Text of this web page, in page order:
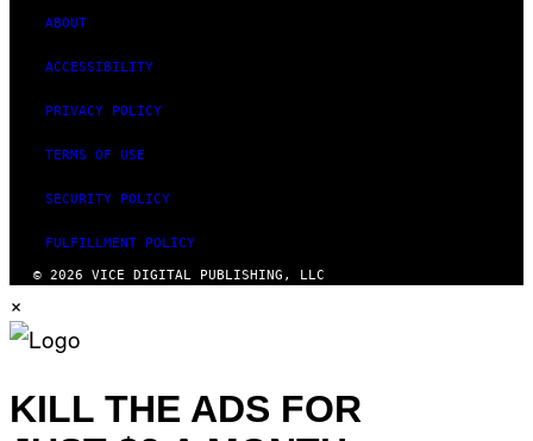
ABOUT
ACCESSIBILITY
PRIVACY POLICY
TERMS OF USE
SECURITY POLICY
FULFILLMENT POLICY
© 2026 VICE DIGITAL PUBLISHING, LLC
×
KILL THE ADS FOR